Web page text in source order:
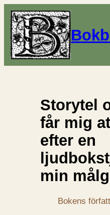
Storytel
får mig
efter en
min
Bokens